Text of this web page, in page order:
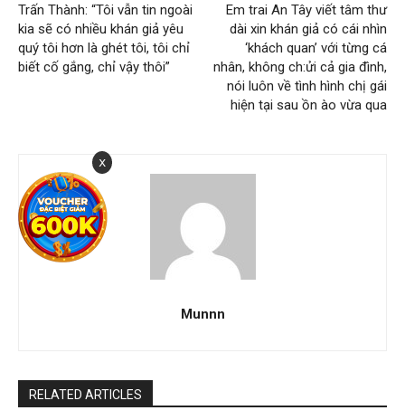
Trấn Thành: “Tôi vẫn tin ngoài
kia sẽ có nhiều khán giả yêu
quý tôi hơn là ghét tôi, tôi chỉ
biết cố gắng, chỉ vậy thôi”
Em trai An Tây viết tâm thư
dài xin khán giả có cái nhìn
‘khách quan’ với từng cá
nhân, không ch:ửi cả gia đình,
nói luôn về tình hình chị gái
hiện tại sau ồn ào vừa qua
Munnn
RELATED ARTICLES
x